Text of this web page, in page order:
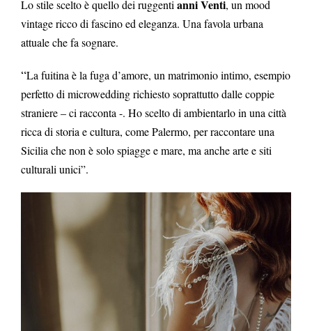
Lo stile scelto è quello dei ruggenti anni Venti, un mood
vintage ricco di fascino ed eleganza. Una favola urbana
attuale che fa sognare.
“La fuitina è la fuga d’amore, un matrimonio intimo, esempio
perfetto di microwedding richiesto soprattutto dalle coppie
straniere – ci racconta -. Ho scelto di ambientarlo in una città
ricca di storia e cultura, come Palermo, per raccontare una
Sicilia che non è solo spiagge e mare, ma anche arte e siti
culturali unici”.